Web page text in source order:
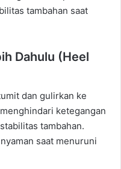
tambahan saat
Dahulu (Heel
dan gulirkan ke
ketegangan
tambahan.
saat menuruni